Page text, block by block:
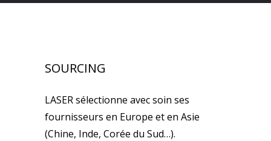
SOURCING
LASER sélectionne avec soin ses
fournisseurs en Europe et en Asie
(Chine, Inde, Corée du Sud…).